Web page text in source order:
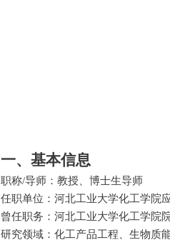
一、基本信息
职称/导师：教授、博士生导师
任职单位：河北工业大学化工学院
曾任职务：河北工业大学化工学院
研究领域：化工产品工程、生物质